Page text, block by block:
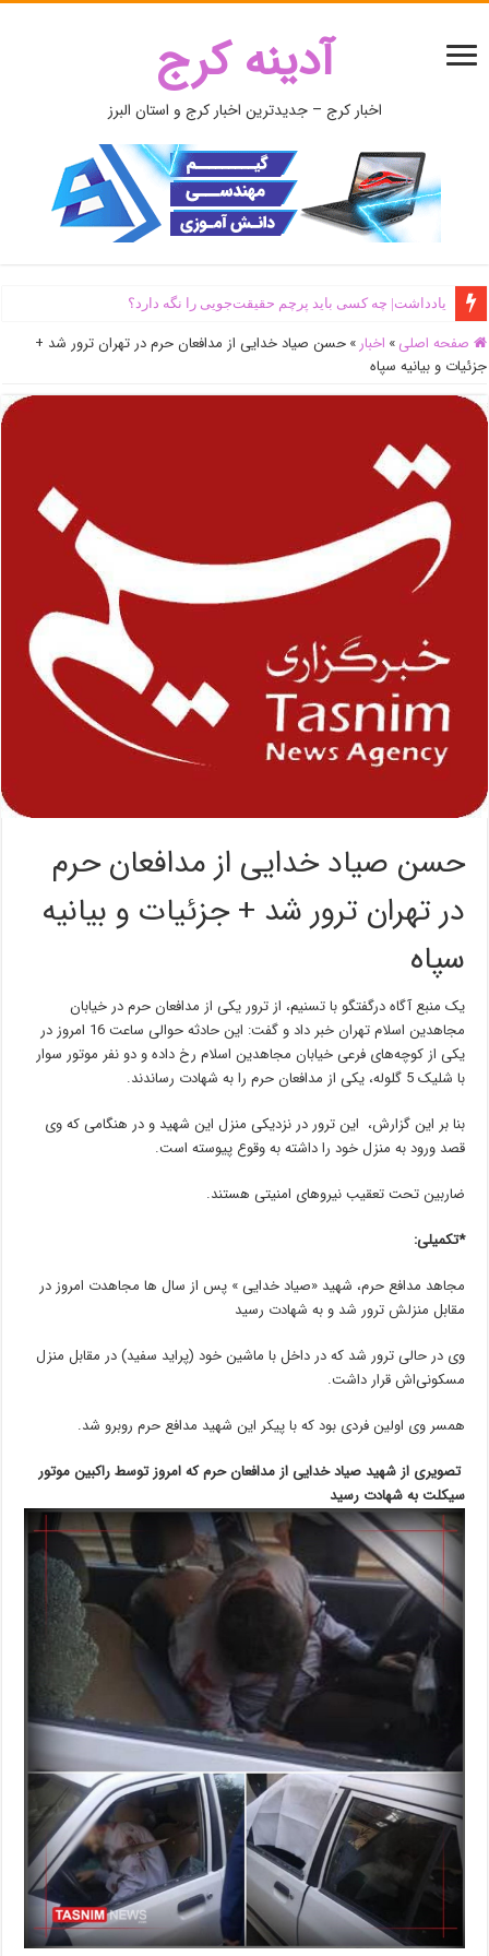
آدینه کرج
اخبار کرج – جدیدترین اخبار کرج و استان البرز
یادداشت| ‌چه کسی باید پرچم حقیقت‌جویی را نگه دارد؟
صفحه اصلی » اخبار » حسن صیاد خدایی از مدافعان حرم در تهران ترور شد +
جزئیات و بیانیه سپاه
حسن صیاد خدایی از مدافعان حرم
در تهران ترور شد + جزئیات و بیانیه
سپاه
یک منبع آگاه درگفتگو با تسنیم، از ترور یکی از مدافعان حرم در خیابان
مجاهدین اسلام تهران خبر داد و گفت: این حادثه حوالی ساعت 16 امروز در
یکی از کوچه‌های فرعی خیابان مجاهدین اسلام رخ داده و دو نفر موتور سوار
با شلیک 5 گلوله، یکی از مدافعان حرم را به شهادت رساندند.
بنا بر این گزارش، این ترور در نزدیکی منزل این شهید و در هنگامی که وی
قصد ورود به منزل خود را داشته به وقوع پیوسته است.
ضاربین تحت تعقیب نیروهای امنیتی هستند.
*تکمیلی:
مجاهد مدافع حرم، شهید «صیاد خدایی » پس از سال ها مجاهدت امروز در
مقابل منزلش ترور شد‌ و به شهادت رسید
وی در حالی ترور شد که در داخل با ماشین خود (پراید سفید) در مقابل منزل
مسکونی‌اش قرار داشت.
همسر وی اولین فردی بود که با پیکر این شهید مدافع حرم روبرو شد.
تصویری از شهید صیاد خدایی از مدافعان حرم که امروز توسط راکبین موتور
سیکلت به شهادت رسید